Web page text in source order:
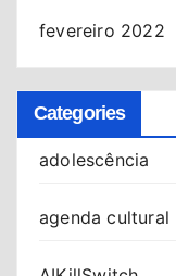
fevereiro 2022
Categories
adolescência
agenda cultural